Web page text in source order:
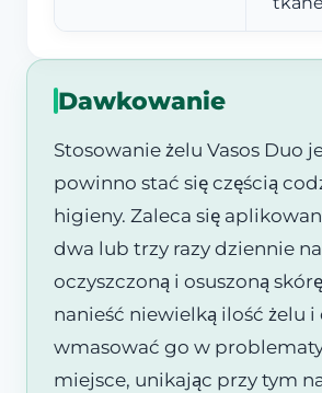
Dawkowanie
Stosowanie żelu Vasos Duo
powinno stać się częścią
higieny. Zaleca się
dwa lub trzy razy dziennie
oczyszczoną i osuszoną
nanieść niewielką ilość żelu
wmasować go w
miejsce, unikając przy tym